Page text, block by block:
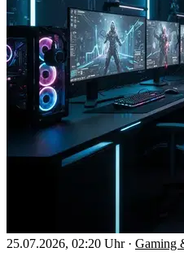
25.07.2026, 02:20 Uhr · Gaming